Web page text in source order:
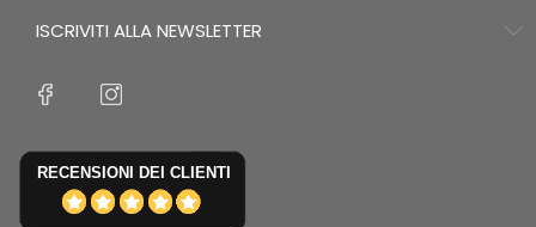
ISCRIVITI ALLA NEWSLETTER
RECENSIONI DEI CLIENTI